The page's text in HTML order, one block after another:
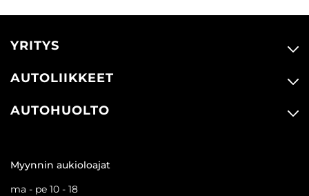
YRITYS
AUTOLIIKKEET
AUTOHUOLTO
Myynnin aukioloajat
ma - pe 10 - 18